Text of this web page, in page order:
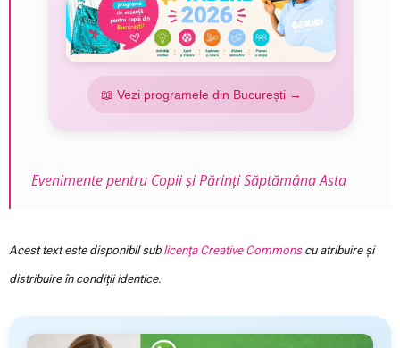
📖 Vezi programele din București →
Evenimente pentru Copii și Părinți Săptămâna Asta
Acest text este disponibil sub licența Creative Commonscu atribuire și
distribuire în condiții identice.